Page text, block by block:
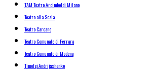
TAM Teatro Arcimboldi Milano
Teatro alla Scala
Teatro Carcano
Teatro Comunale di Ferrara
Teatro Comunale di Modena
Timofej Andrijashenko